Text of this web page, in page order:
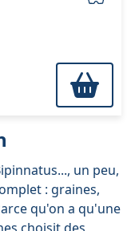
un peu,
: graines,
qu'on a qu'une
choisit des